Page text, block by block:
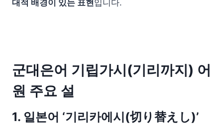
대적 배경이 있는 표현입니다.
군대은어 기립가시(기리까지) 어
원 주요 설
1. 일본어 ‘기리카에시(切り替えし)’